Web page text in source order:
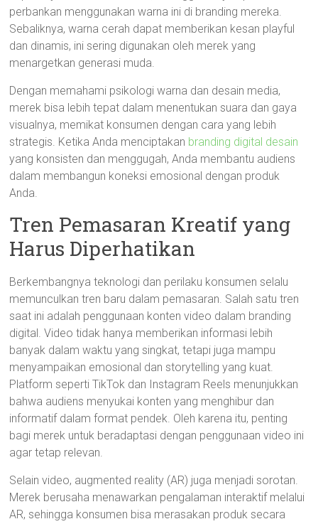
perbankan menggunakan warna ini di branding mereka.
Sebaliknya, warna cerah dapat memberikan kesan playful
dan dinamis, ini sering digunakan oleh merek yang
menargetkan generasi muda.
Dengan memahami psikologi warna dan desain media,
merek bisa lebih tepat dalam menentukan suara dan gaya
visualnya, memikat konsumen dengan cara yang lebih
strategis. Ketika Anda menciptakan branding digital desain
yang konsisten dan menggugah, Anda membantu audiens
dalam membangun koneksi emosional dengan produk
Anda.
Tren Pemasaran Kreatif yang
Harus Diperhatikan
Berkembangnya teknologi dan perilaku konsumen selalu
memunculkan tren baru dalam pemasaran. Salah satu tren
saat ini adalah penggunaan konten video dalam branding
digital. Video tidak hanya memberikan informasi lebih
banyak dalam waktu yang singkat, tetapi juga mampu
menyampaikan emosional dan storytelling yang kuat.
Platform seperti TikTok dan Instagram Reels menunjukkan
bahwa audiens menyukai konten yang menghibur dan
informatif dalam format pendek. Oleh karena itu, penting
bagi merek untuk beradaptasi dengan penggunaan video ini
agar tetap relevan.
Selain video, augmented reality (AR) juga menjadi sorotan.
Merek berusaha menawarkan pengalaman interaktif melalui
AR, sehingga konsumen bisa merasakan produk secara